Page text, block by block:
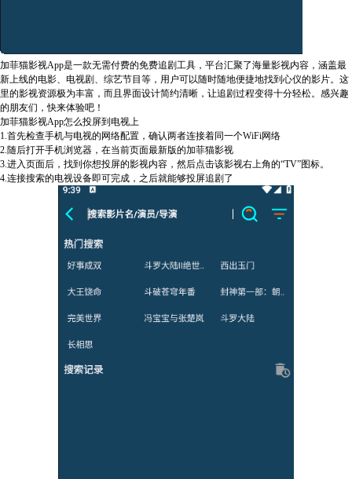
加菲猫影视App是一款无需付费的免费追剧工具，平台汇聚了海量影视内容，涵盖最
新上线的电影、电视剧、综艺节目等，用户可以随时随地便捷地找到心仪的影片。这
里的影视资源极为丰富，而且界面设计简约清晰，让追剧过程变得十分轻松。感兴趣
的朋友们，快来体验吧！
加菲猫影视App怎么投屏到电视上
1.首先检查手机与电视的网络配置，确认两者连接着同一个WiFi网络
2.随后打开手机浏览器，在当前页面最新版的加菲猫影视
3.进入页面后，找到你想投屏的影视内容，然后点击该影视右上角的“TV”图标。
4.连接搜索的电视设备即可完成，之后就能够投屏追剧了